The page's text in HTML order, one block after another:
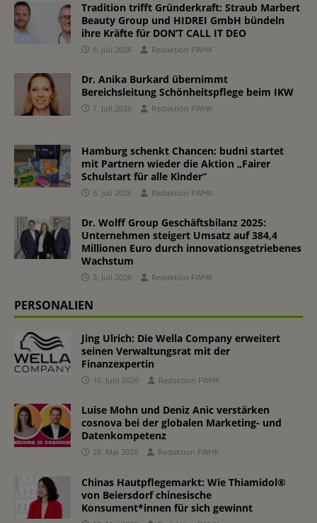
Tradition trifft Gründerkraft: Straub Marbert
Beauty Group und HIDREI GmbH bündeln
ihre Kräfte für DON’T CALL IT DEO
8. Juli 2026 Redaktion FWHK
Dr. Anika Burkard übernimmt
Bereichsleitung Schönheitspflege beim IKW
7. Juli 2026 Redaktion FWHK
Hamburg schenkt Chancen: budni startet
mit Partnern wieder die Aktion „Fairer
Schulstart für alle Kinder“
6. Juli 2026 Redaktion FWHK
Dr. Wolff Group Geschäftsbilanz 2025:
Unternehmen steigert Umsatz auf 384,4
Millionen Euro durch innovationsgetriebenes
Wachstum
2. Juli 2026 Redaktion FWHK
PERSONALIEN
Jing Ulrich: Die Wella Company erweitert
seinen Verwaltungsrat mit der
Finanzexpertin
16. Juni 2026 Redaktion FWHK
Luise Mohn und Deniz Anic verstärken
cosnova bei der globalen Marketing- und
Datenkompetenz
28. Mai 2026 Redaktion FWHK
Chinas Hautpflegemarkt: Wie Thiamidol®
von Beiersdorf chinesische
Konsument*innen für sich gewinnt